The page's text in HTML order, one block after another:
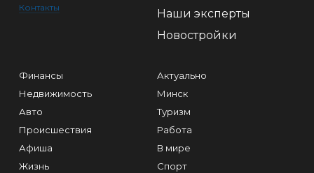
Контакты
Наши эксперты
Новостройки
Финансы
Недвижимость
Авто
Происшествия
Афиша
Жизнь
Актуально
Минск
Туризм
Работа
В мире
Спорт